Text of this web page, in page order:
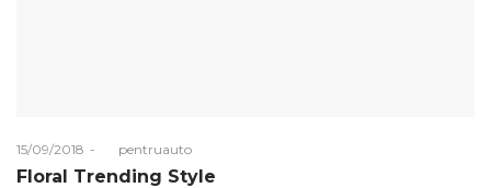
Posted
on
15/09/2018 pentruauto
Floral Trending Style